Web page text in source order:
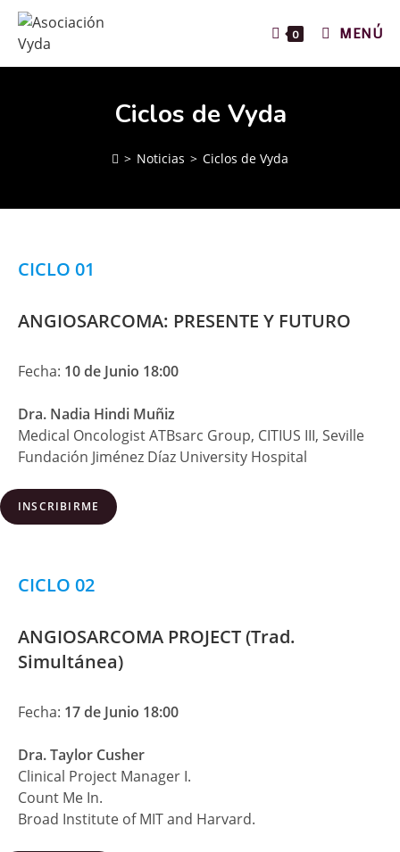
0 MENÚ
Ciclos de Vyda
> Noticias > Ciclos de Vyda
CICLO 01
ANGIOSARCOMA: PRESENTE Y FUTURO
Fecha: 10 de Junio 18:00
Dra. Nadia Hindi Muñiz
Medical Oncologist ATBsarc Group, CITIUS III, Seville
Fundación Jiménez Díaz University Hospital
INSCRIBIRME
CICLO 02
ANGIOSARCOMA PROJECT (Trad.
Simultánea)
Fecha: 17 de Junio 18:00
Dra. Taylor Cusher
Clinical Project Manager I.
Count Me In.
Broad Institute of MIT and Harvard.